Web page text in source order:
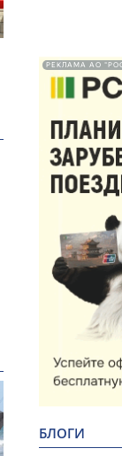
РЕКЛАМА АО
БЛОГИ